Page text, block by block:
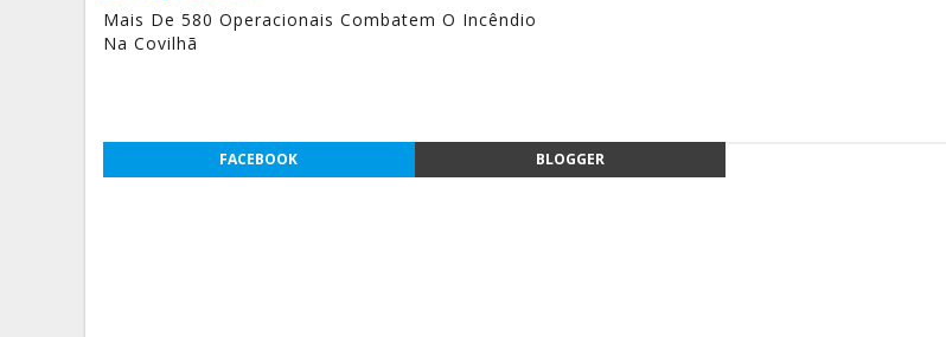
Mais De 580 Operacionais Combatem O Incêndio
Na Covilhã
FACEBOOK BLOGGER